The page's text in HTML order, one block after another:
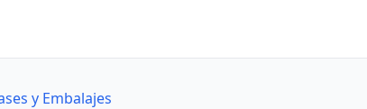
y Embalajes